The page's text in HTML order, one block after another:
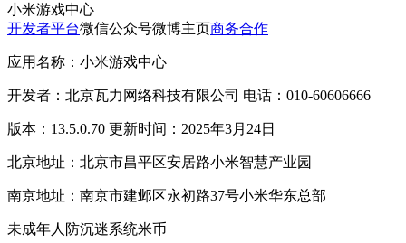
小米游戏中心
开发者平台微信公众号微博主页商务合作
应用名称：小米游戏中心
开发者：北京瓦力网络科技有限公司 电话：010-60606666
版本：13.5.0.70 更新时间：2025年3月24日
北京地址：北京市昌平区安居路小米智慧产业园
南京地址：南京市建邺区永初路37号小米华东总部
未成年人防沉迷系统米币